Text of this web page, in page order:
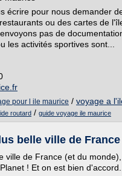
écrire pour nous demander
ou des cartes de
pas de
les activités sportives sont...
pour l ile maurice / voyage a
routard / guide voyage ile maurice
belle ville de
ville de France (et du
! Et on est bien d'accord...